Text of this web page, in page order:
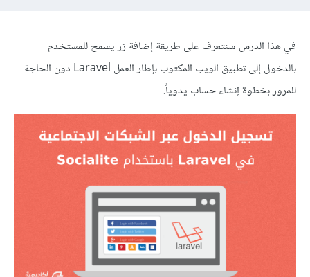
في هذا الدرس سنتعرف على طريقة إضافة زر يسمح للمستخدم
بالدخول إلى تطبيق الويب المكتوب بإطار العمل Laravel دون الحاجة
للمرور بخطوة إنشاء حساب يدوياً.